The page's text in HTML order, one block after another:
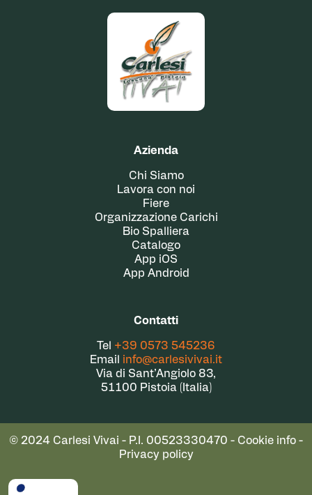
Azienda
Chi Siamo
Lavora con noi
Fiere
Organizzazione Carichi
Bio Spalliera
Catalogo
App iOS
App Android
Contatti
Tel +39 0573 545236
Email info@carlesivivai.it
Via di Sant’Angiolo 83,
51100 Pistoia (Italia)
© 2024 Carlesi Vivai - P.I. 00523330470 - Cookie info -
Privacy policy